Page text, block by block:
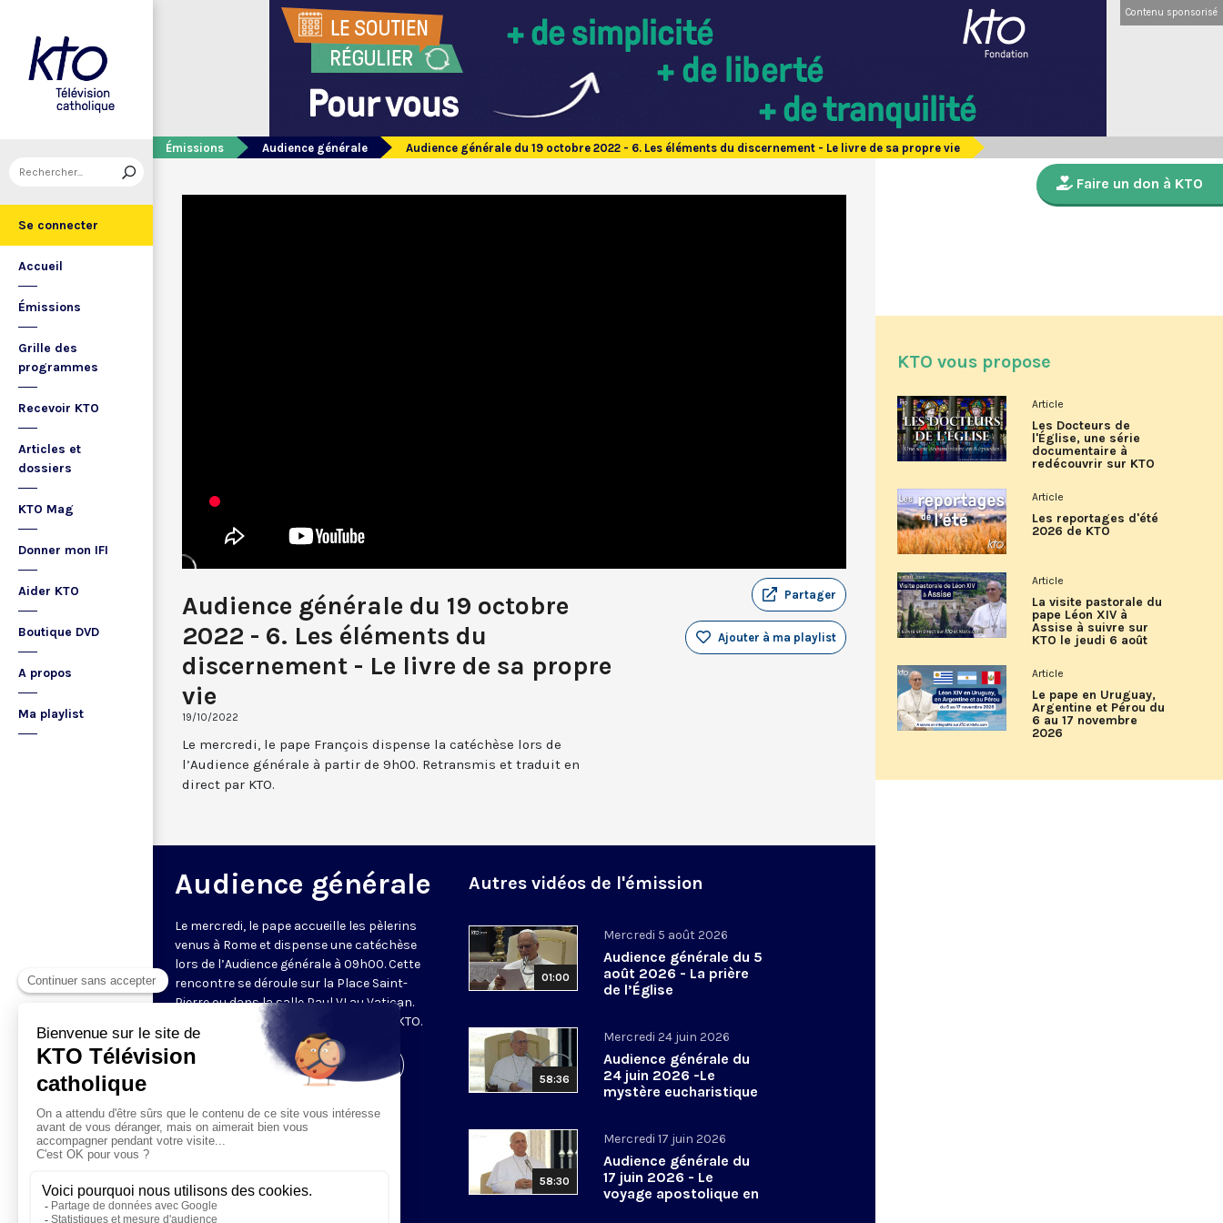
Se connecter
Accueil
Émissions
Grille des
programmes
Recevoir KTO
Articles et
dossiers
KTO Mag
Donner mon IFI
Aider KTO
Boutique DVD
A propos
Ma playlist
Contenu sponsorisé
Émissions Audience générale Audience générale du 19 octobre 2022 - 6. Les éléments du discernement - Le livre de sa propre vie
Audience générale du 19 octobre
2022 - 6. Les éléments du
discernement - Le livre de sa propre
vie
19/10/2022
Partager
Ajouter à ma playlist
Le mercredi, le pape François dispense la catéchèse lors de
l’Audience générale à partir de 9h00. Retransmis et traduit en
direct par KTO.
Audience générale
Le mercredi, le pape accueille les pèlerins
venus à Rome et dispense une catéchèse
lors de l’Audience générale à 09h00. Cette
rencontre se déroule sur la Place Saint-
Pierre ou dans la salle Paul VI au Vatican.
Retransmise et traduite en direct par KTO.
Visiter la page de l'émission
Autres vidéos de l'émission
01:00
Mercredi 5 août 2026
Audience générale du 5
août 2026 - La prière
de l’Église
58:36
Mercredi 24 juin 2026
Audience générale du
24 juin 2026 -Le
mystère eucharistique
58:30
Mercredi 17 juin 2026
Audience générale du
17 juin 2026 - Le
voyage apostolique en
Faire un don à KTO
KTO vous propose
Article
Les Docteurs de
l'Église, une série
documentaire à
redécouvrir sur KTO
Article
Les reportages d'été
2026 de KTO
Article
La visite pastorale du
pape Léon XIV à
Assise à suivre sur
KTO le jeudi 6 août
Article
Le pape en Uruguay,
Argentine et Pérou du
6 au 17 novembre
2026